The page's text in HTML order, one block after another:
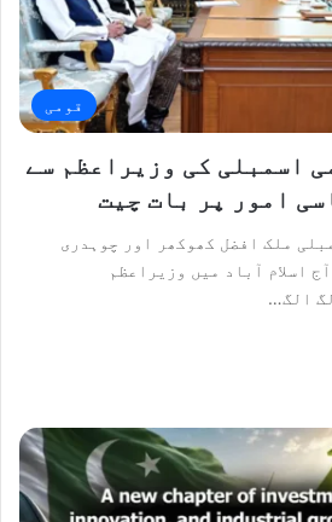
قومی
اسمبلی کی وزیراعظم سے
امور پر بات چیت
ملک افضل کھوکھر اور چوہدری
اسلام آباد میں وزیراعظم
الگ…